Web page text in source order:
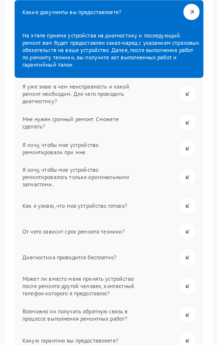
Какие документы вы предоставляете?
На этапе приема устройства на диагностику и последующий
ремонт вам будет предоставлен заказ-наряд с указанием страховых
обязательств на ваше устройство. Далее, после выполнения работ
по ремонту техники, вы получите акт выполненных работ и
гарантийный талон.
Я уже знаю в чем неисправность и какой
ремонт необходим. Для чего проводить
диагностику?
Мне нужен срочный ремонт. Сможете
сделать?
Я хочу, чтобы мое устройство
ремонтировали при мне.
Я хочу, чтобы мое устройство
ремонтировалось только оригинальными
запчастями.
Как я узнаю, что мое устройство готово?
От чего зависит срок ремонта техники?
Диагностика проводится бесплатно?
Может ли вместо меня принять устройство
после ремонта другой человек, контактный
телефон которого я предоставлю?
Возможно ли получать обратную связь в
процессе выполнения ремонтных работ?
Какую гарантию вы предоставляете?